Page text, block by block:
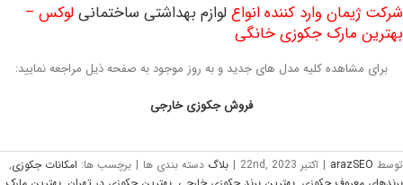
ژیمان وارد کننده انواعلوازم بهداشتی ساختمانیلوکس –
مارک جکوزی خانگی
برای مشاهده کلیه مدل های جدید و به روز موجود به صفحه ذیل مراجعه نمایید:
فروش جکوزی خارجی
arazSEO
| اکتبر 22nd, 2023 | بلاگدسته بندی ها | برچسب ها:امکانات جکوزی,